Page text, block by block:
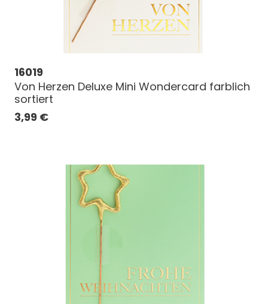
16019
Von Herzen Deluxe Mini Wondercard farblich
sortiert
3,99 €